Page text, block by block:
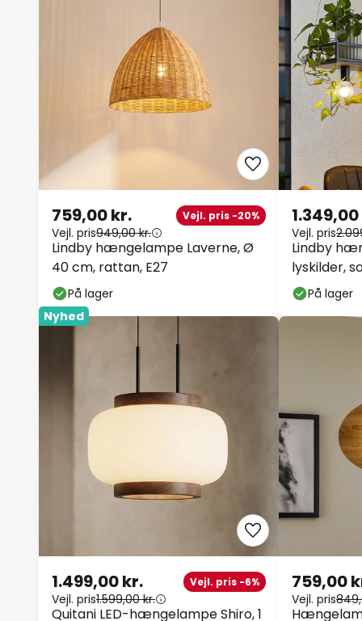
Lindby hængelampe Laverne, Ø
40 cm, rattan, E27
759,00 kr. Vejl. pris -20%
Vejl. pris949,00 kr.
På lager
Lindby
lyskilder,
Vejl. pris
På lager
Nyhed
Quitani LED-hængelampe Shiro, 1
1.499,00 kr. Vejl. pris -6%
Vejl. pris1.599,00 kr.
759,00
Vejl. pris